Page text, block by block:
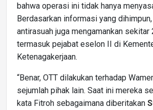
bahwa operasi ini tidak hanya
Berdasarkan informasi yang
antirasuah juga mengamankan sekitar
termasuk pejabat eselon II di
Ketenagakerjaan.
“Benar, OTT dilakukan terhadap
sejumlah pihak lain. Saat ini mereka
kata Fitroh sebagaimana diberitakan